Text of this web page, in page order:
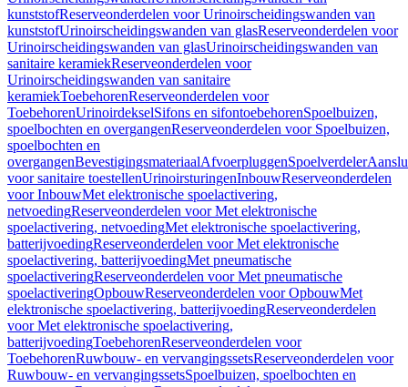
kunststofReserveonderdelen voor Urinoirscheidingswanden van
kunststofUrinoirscheidingswanden van glasReserveonderdelen voor
Urinoirscheidingswanden van glasUrinoirscheidingswanden van
sanitaire keramiekReserveonderdelen voor
Urinoirscheidingswanden van sanitaire
keramiekToebehorenReserveonderdelen voor
ToebehorenUrinoirdekselSifons en sifontoebehorenSpoelbuizen,
spoelbochten en overgangenReserveonderdelen voor Spoelbuizen,
spoelbochten en
overgangenBevestigingsmateriaalAfvoerpluggenSpoelverdeler
voor sanitaire toestellenUrinoirsturingenInbouwReserveonderdelen
voor InbouwMet elektronische spoelactivering,
netvoedingReserveonderdelen voor Met elektronische
spoelactivering, netvoedingMet elektronische spoelactivering,
batterijvoedingReserveonderdelen voor Met elektronische
spoelactivering, batterijvoedingMet pneumatische
spoelactiveringReserveonderdelen voor Met pneumatische
spoelactiveringOpbouwReserveonderdelen voor OpbouwMet
elektronische spoelactivering, batterijvoedingReserveonderdelen
voor Met elektronische spoelactivering,
batterijvoedingToebehorenReserveonderdelen voor
ToebehorenRuwbouw- en vervangingssetsReserveonderdelen voor
Ruwbouw- en vervangingssetsSpoelbuizen, spoelbochten en